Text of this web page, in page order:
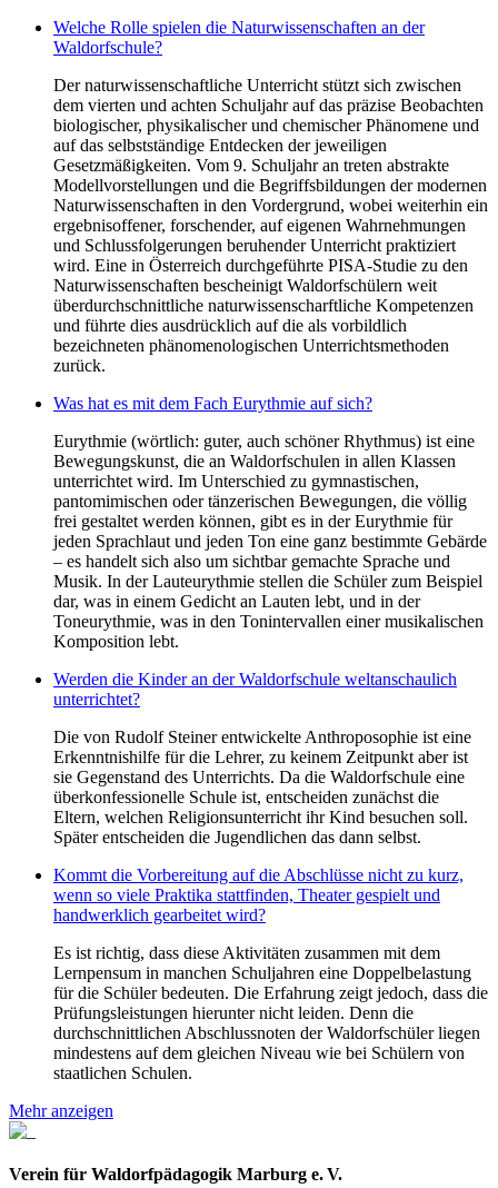
Welche Rolle spielen die Naturwissenschaften an der
Waldorfschule?
Der naturwissenschaftliche Unterricht stützt sich zwischen
dem vierten und achten Schuljahr auf das präzise Beobachten
biologischer, physikalischer und chemischer Phänomene und
auf das selbstständige Entdecken der jeweiligen
Gesetzmäßigkeiten. Vom 9. Schuljahr an treten abstrakte
Modellvorstellungen und die Begriffsbildungen der modernen
Naturwissenschaften in den Vordergrund, wobei weiterhin ein
ergebnisoffener, forschender, auf eigenen Wahrnehmungen
und Schlussfolgerungen beruhender Unterricht praktiziert
wird. Eine in Österreich durchgeführte PISA-Studie zu den
Naturwissenschaften bescheinigt Waldorfschülern weit
überdurchschnittliche naturwissenscharftliche Kompetenzen
und führte dies ausdrücklich auf die als vorbildlich
bezeichneten phänomenologischen Unterrichtsmethoden
zurück.
Was hat es mit dem Fach Eurythmie auf sich?
Eurythmie (wörtlich: guter, auch schöner Rhythmus) ist eine
Bewegungskunst, die an Waldorfschulen in allen Klassen
unterrichtet wird. Im Unterschied zu gymnastischen,
pantomimischen oder tänzerischen Bewegungen, die völlig
frei gestaltet werden können, gibt es in der Eurythmie für
jeden Sprachlaut und jeden Ton eine ganz bestimmte Gebärde
– es handelt sich also um sichtbar gemachte Sprache und
Musik. In der Lauteurythmie stellen die Schüler zum Beispiel
dar, was in einem Gedicht an Lauten lebt, und in der
Toneurythmie, was in den Tonintervallen einer musikalischen
Komposition lebt.
Werden die Kinder an der Waldorfschule weltanschaulich
unterrichtet?
Die von Rudolf Steiner entwickelte Anthroposophie ist eine
Erkenntnishilfe für die Lehrer, zu keinem Zeitpunkt aber ist
sie Gegenstand des Unterrichts. Da die Waldorfschule eine
überkonfessionelle Schule ist, entscheiden zunächst die
Eltern, welchen Religionsunterricht ihr Kind besuchen soll.
Später entscheiden die Jugendlichen das dann selbst.
Kommt die Vorbereitung auf die Abschlüsse nicht zu kurz,
wenn so viele Praktika stattfinden, Theater gespielt und
handwerklich gearbeitet wird?
Es ist richtig, dass diese Aktivitäten zusammen mit dem
Lernpensum in manchen Schuljahren eine Doppelbelastung
für die Schüler bedeuten. Die Erfahrung zeigt jedoch, dass die
Prüfungsleistungen hierunter nicht leiden. Denn die
durchschnittlichen Abschlussnoten der Waldorfschüler liegen
mindestens auf dem gleichen Niveau wie bei Schülern von
staatlichen Schulen.
Mehr anzeigen
Verein für Waldorfpädagogik Marburg e. V.